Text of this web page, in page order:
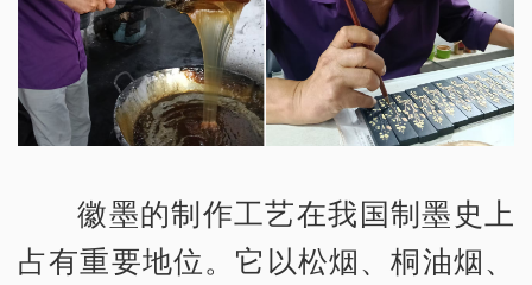
徽墨的制作工艺在我国制墨史上
占有重要地位。它以松烟、桐油烟、